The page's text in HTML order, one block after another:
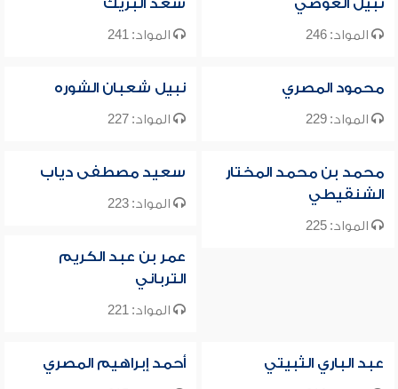
نبيل العوضي
المواد: 246
سعد البريك
المواد: 241
محمود المصري
المواد: 229
نبيل شعبان الشوره
المواد: 227
محمد بن محمد المختار
الشنقيطي
المواد: 225
سعيد مصطفى دياب
المواد: 223
عمر بن عبد الكريم
الترباني
المواد: 221
عبد الباري الثبيتي أحمد إبراهيم المصري